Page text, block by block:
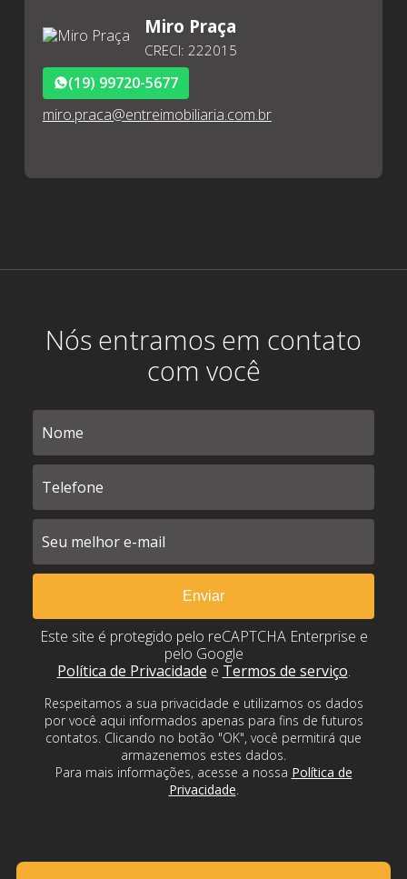
Miro Praça
CRECI: 222015
(19) 99720-5677
miro.praca@entreimobiliaria.com.br
Nós entramos em contato
com você
Este site é protegido pelo reCAPTCHA Enterprise e
pelo Google
Política de Privacidade e Termos de serviço.
Respeitamos a sua privacidade e utilizamos os dados
por você aqui informados apenas para fins de futuros
contatos. Clicando no botão "OK", você permitirá que
armazenemos estes dados.
Para mais informações, acesse a nossa Política de
Privacidade.